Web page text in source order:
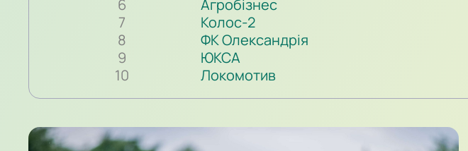
6
Агробізнес
7
Колос-2
8
ФК Олександрія
9
ЮКСА
10
Локомотив